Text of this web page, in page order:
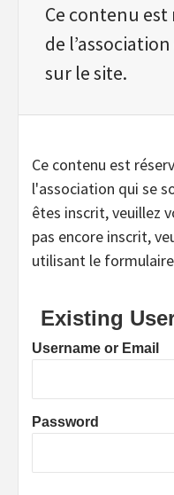
Ce contenu est
de
sur le site.
Ce contenu est
l'association qui se
êtes inscrit, veuillez
pas encore inscrit,
utilisant le
Existing
Username or Email
Password